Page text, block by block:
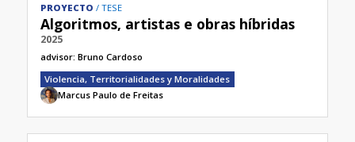
PROYECTO TESE
Algoritmos, artistas e obras híbridas
2025
advisor: Bruno Cardoso
Violencia, Territorialidades y Moralidades
Marcus Paulo de Freitas